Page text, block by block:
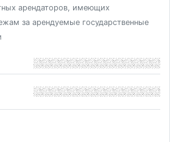
арендаторов, имеющих
за арендуемые государственные